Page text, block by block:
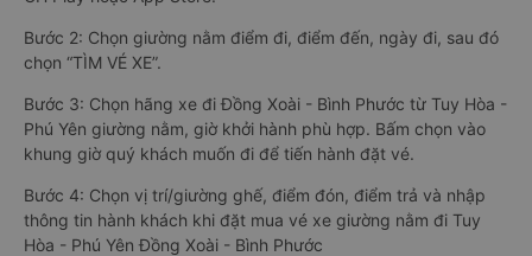
Bước 2: Chọn giường nằm điểm đi, điểm đến, ngày đi, sau đó
chọn “TÌM VÉ XE”.
Bước 3: Chọn hãng xe đi Đồng Xoài - Bình Phước từ Tuy Hòa -
Phú Yên giường nằm, giờ khởi hành phù hợp. Bấm chọn vào
khung giờ quý khách muốn đi để tiến hành đặt vé.
Bước 4: Chọn vị trí/giường ghế, điểm đón, điểm trả và nhập
thông tin hành khách khi đặt mua vé xe giường nằm đi Tuy
Hòa - Phú Yên Đồng Xoài - Bình Phước